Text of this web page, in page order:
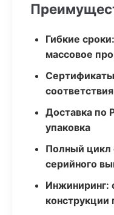
Гибкие
массовое
Сертификаты
Доставка по
упаковка
Полный цикл
серийного
Инжиниринг:
конструкции